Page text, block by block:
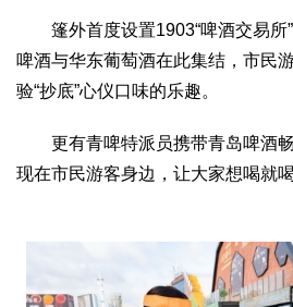
篷外首度设置1903“啤酒交易所”
啤酒与华东葡萄酒在此集结，市民
验“抄底”心仪口味的乐趣。
更有青啤特派员携带青岛啤酒畅
现在市民游客身边，让大家想喝就喝